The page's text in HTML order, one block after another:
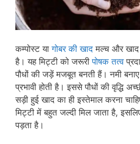
कम्पोस्ट यागोबर की खाद मल्च और खाद
है। यह मिट्टी को जरूरीपोषक तत्व
पौधों की जड़ें मजबूत बनती हैं। नमी
प्रभावी होती है। इससे पौधों की वृद्धि
सड़ी हुई खाद का ही इस्तेमाल करना
मिट्टी में बहुत जल्दी मिल जाता है,
पड़ता है।